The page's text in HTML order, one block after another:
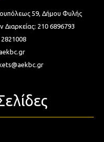
59, Δήμου Φυλής
Διαρκείας: 210 6896793
2821008